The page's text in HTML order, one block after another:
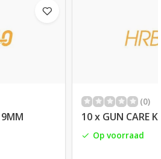
(0)
10 x GUN CARE
Op voorraad